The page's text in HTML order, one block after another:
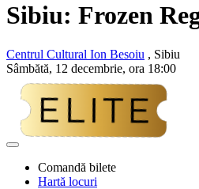
Sibiu: Frozen
Centrul Cultural Ion Besoiu , Sibiu
Sâmbătă, 12 decembrie, ora 18:00
Adaugă
favoriteComandă bilete
Hartă locuri